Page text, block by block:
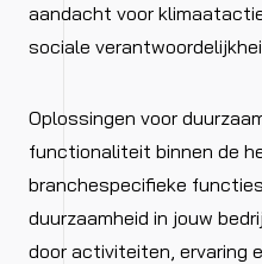
aandacht voor
sociale
Oplossingen voor
functionaliteit binnen de
branchespecifieke
duurzaamheid in jouw
door activiteiten, ervaring